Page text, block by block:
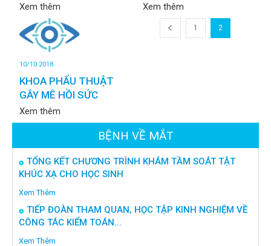
Xem thêm Xem thêm
10/10 2018
KHOA PHẨU THUẬT
GÂY MÊ HỒI SỨC
Xem thêm
1 2
BỆNH VỀ MẮT
TỔNG KẾT CHƯƠNG TRÌNH KHÁM TẦM SOÁT TẬT
KHÚC XẠ CHO HỌC SINH
Xem Thêm
TIẾP ĐOÀN THAM QUAN, HỌC TẬP KINH NGHIỆM VỀ
CÔNG TÁC KIỂM TOÁN...
Xem Thêm